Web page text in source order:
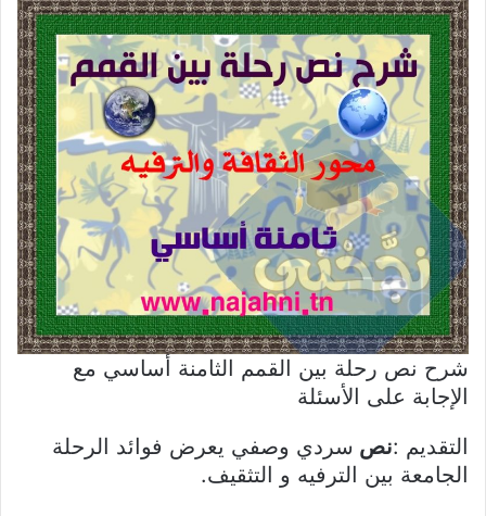
شرح نص رحلة بين القمم الثامنة أساسي مع
الإجابة على الأسئلة
التقديم :نص سردي وصفي يعرض فوائد الرحلة
الجامعة بين الترفيه و التثقيف.